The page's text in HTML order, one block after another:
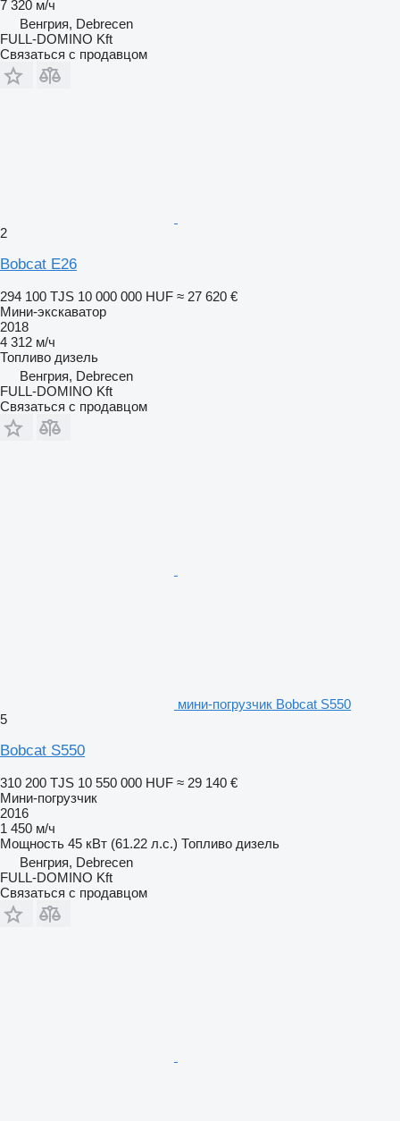
7 320 м/ч
Венгрия, Debrecen
FULL-DOMINO Kft
Связаться с продавцом
2
Bobcat E26
294 100 TJS 10 000 000 HUF ≈ 27 620 €
Мини-экскаватор
2018
4 312 м/ч
Топливо дизель
Венгрия, Debrecen
FULL-DOMINO Kft
Связаться с продавцом
мини-погрузчик Bobcat S550
5
Bobcat S550
310 200 TJS 10 550 000 HUF ≈ 29 140 €
Мини-погрузчик
2016
1 450 м/ч
Мощность 45 кВт (61.22 л.с.) Топливо дизель
Венгрия, Debrecen
FULL-DOMINO Kft
Связаться с продавцом